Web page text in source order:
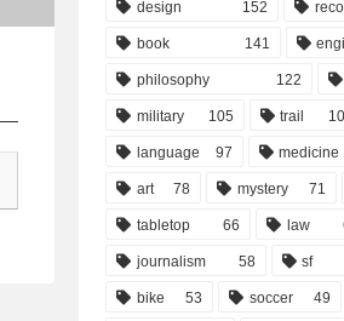
design 152
book 141
philosophy 122
military 105 trail
language 97 medicine
art 78 mystery 71
tabletop 66 law
journalism 58 sf
bike 53 soccer 49